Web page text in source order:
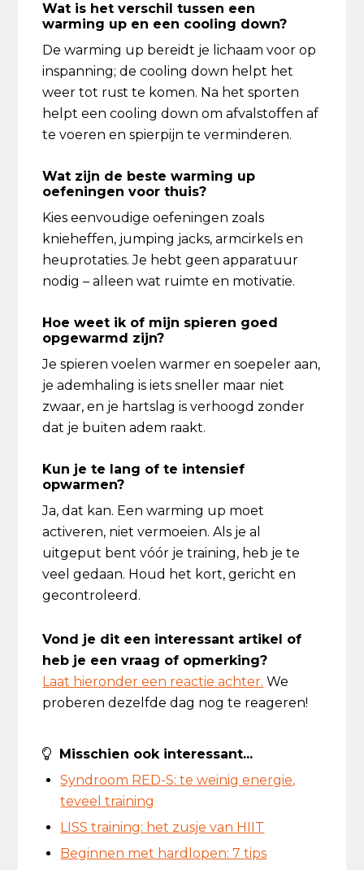
Wat is het verschil tussen een
warming up en een cooling down?
De warming up bereidt je lichaam voor op
inspanning; de cooling down helpt het
weer tot rust te komen. Na het sporten
helpt een cooling down om afvalstoffen af
te voeren en spierpijn te verminderen.
Wat zijn de beste warming up
oefeningen voor thuis?
Kies eenvoudige oefeningen zoals
knieheffen, jumping jacks, armcirkels en
heuprotaties. Je hebt geen apparatuur
nodig – alleen wat ruimte en motivatie.
Hoe weet ik of mijn spieren goed
opgewarmd zijn?
Je spieren voelen warmer en soepeler aan,
je ademhaling is iets sneller maar niet
zwaar, en je hartslag is verhoogd zonder
dat je buiten adem raakt.
Kun je te lang of te intensief
opwarmen?
Ja, dat kan. Een warming up moet
activeren, niet vermoeien. Als je al
uitgeput bent vóór je training, heb je te
veel gedaan. Houd het kort, gericht en
gecontroleerd.
Vond je dit een interessant artikel of
heb je een vraag of opmerking?
Laat hieronder een reactie achter. We
proberen dezelfde dag nog te reageren!
Misschien ook interessant...
Syndroom RED-S: te weinig energie,
teveel training
LISS training: het zusje van HIIT
Beginnen met hardlopen: 7 tips